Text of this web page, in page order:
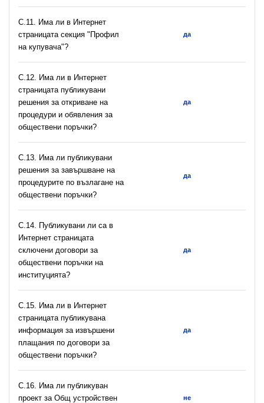
C.11. Има ли в Интернет
страницата секция "Профил
на купувача"?
да
С.12. Има ли в Интернет
страницата публикувани
решения за откриване на
процедури и обявления за
обществени поръчки?
да
С.13. Има ли публикувани
решения за завършване на
процедурите по възлагане на
обществени поръчки?
да
С.14. Публикувани ли са в
Интернет страницата
сключени договори за
обществени поръчки на
институцията?
да
С.15. Има ли в Интернет
страницата публикувана
информация за извършени
плащания по договори за
обществени поръчки?
да
С.16. Има ли публикуван
проект за Общ устройствен
не